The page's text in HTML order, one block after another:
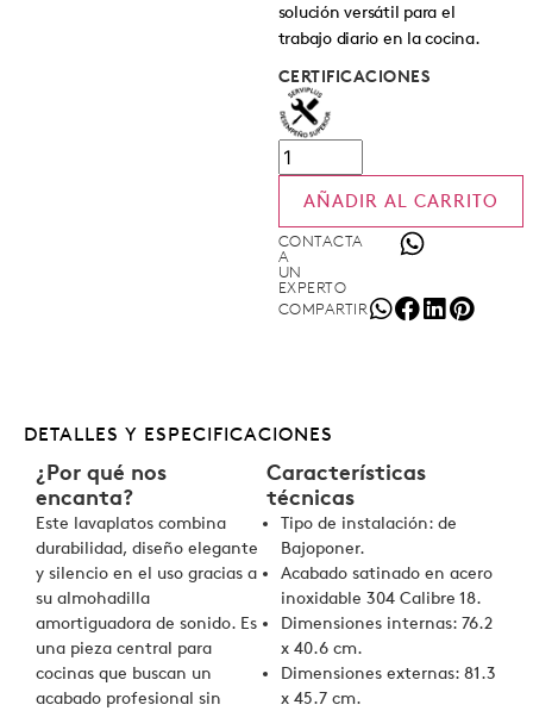
solución versátil para el
trabajo diario en la cocina.
CERTIFICACIONES
AÑADIR AL CARRITO
CONTACTA
A
UN
EXPERTO
COMPARTIR
DETALLES Y ESPECIFICACIONES
¿Por qué nos
encanta?
Este lavaplatos combina
durabilidad, diseño elegante
y silencio en el uso gracias a
su almohadilla
amortiguadora de sonido. Es
una pieza central para
cocinas que buscan un
acabado profesional sin
Características
técnicas
Tipo de instalación: de
Bajoponer.
Acabado satinado en acero
inoxidable 304 Calibre 18.
Dimensiones internas: 76.2
x 40.6 cm.
Dimensiones externas: 81.3
x 45.7 cm.